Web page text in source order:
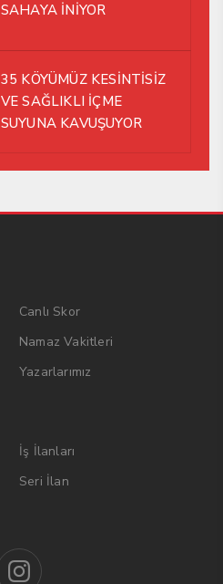
SAHAYA İNİYOR
35 KÖYÜMÜZ KESİNTİSİZ
VE SAĞLIKLI İÇME
SUYUNA KAVUŞUYOR
Canlı Skor
Namaz Vakitleri
Yazarlarımız
İş İlanları
Seri İlan